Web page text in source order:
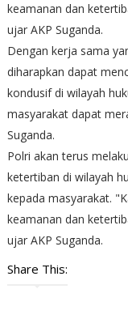
keamanan dan
ujar AKP Suganda.
Dengan kerja sama
diharapkan dapat
kondusif di wilayah
masyarakat dapat
Suganda.
Polri akan terus
ketertiban di wilayah
kepada masyarakat.
keamanan dan
ujar AKP Suganda.
Share This: